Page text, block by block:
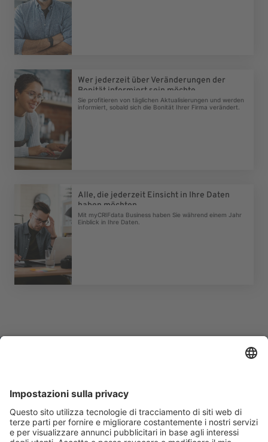
Wer jederzeit über Veränderungen der
Bonität informiert sein möchte.
Sie profitieren von täglichen Aktualisierungen und werden
informiert, sobald sich die Bonität Ihrer Firma verändert.
Alle, die jederzeit Einsicht in Ihre Daten
haben möchten.
Mit myCRIFdata Business haben Sie während einem Jahr
Einblick in Ihre Daten.
would you like more information on
Contacts